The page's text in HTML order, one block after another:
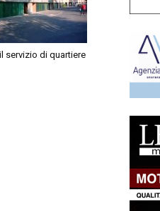
servizio di quartiere